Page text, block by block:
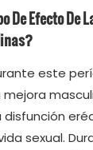
De Efecto De
este
disfunción
sexual.